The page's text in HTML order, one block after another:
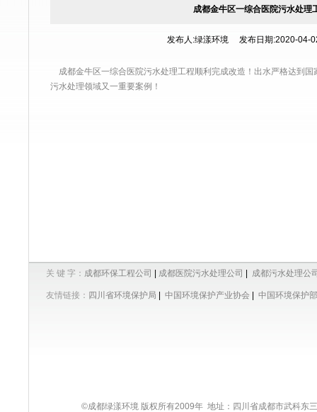
成都金牛区一综合医院污水处理
发布人:绿漾环境 发布日期:2020-04-
成都金牛区一综合医院污水处理工程顺利完成改造！出水严格达到
污水处理领域又一重要案例！
关 键 字： 成都环保工程公司 成都医院污水处理公司 成都污水处理公
友情链接： 四川省环境保护局 中国环境保护产业协会 中国环境保护部
©成都绿漾环境 版权所有2009年 地址：四川省成都市武科